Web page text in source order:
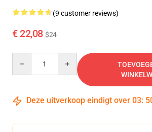
(9 customer reviews)
€ 22,08 $24
Deze uitverkoop eindigt over 03: